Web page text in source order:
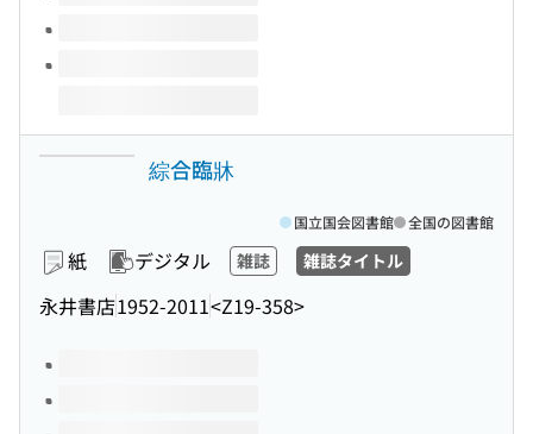
綜合臨牀
紙 デジタル 雑誌 雑誌タイトル
永井書店1952-2011<Z19-358>
国立国会図書館 全国の図書館
このタイトルの巻号